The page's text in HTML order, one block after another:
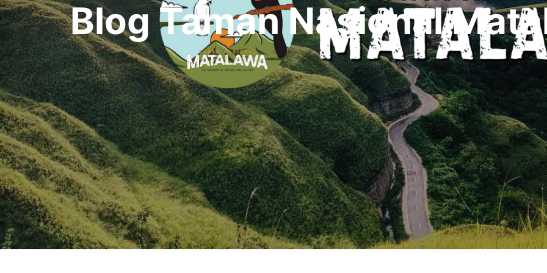
Blog Taman Nasional